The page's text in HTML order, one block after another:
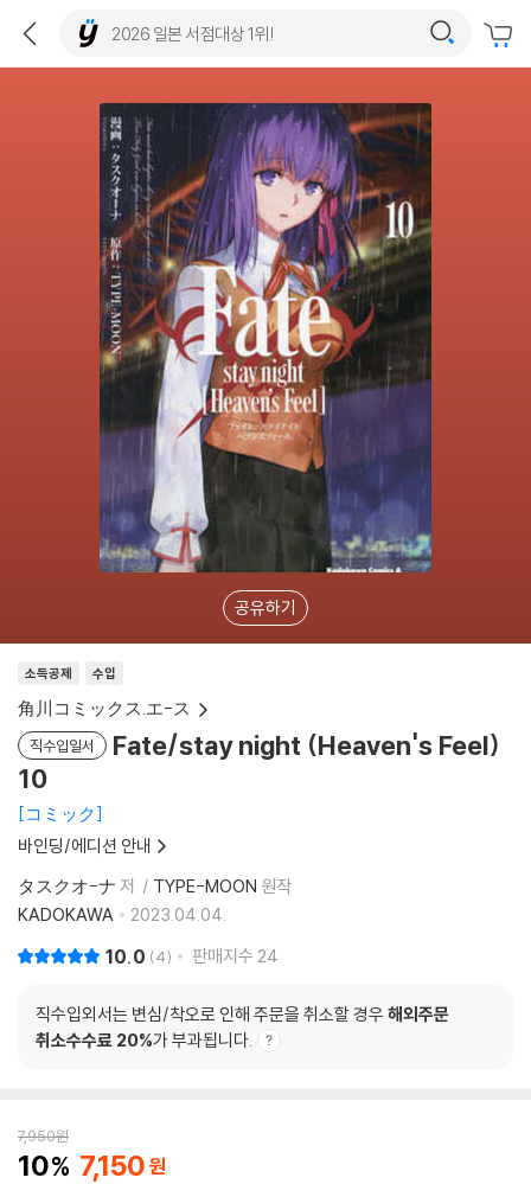
공유하기
소득공제 수입
角川コミックス.エ-ス
직수입일서
Fate/stay night (Heaven's Feel)
10
コミック
바인딩/에디션 안내
タスクオ-ナ 저 TYPE-MOON 원작
KADOKAWA
2023.04.04.
10.0 4 판매지수 24
직수입외서는 변심/착오로 인해 주문을 취소할 경우 해외주문
취소수수료 20%가 부과됩니다.
7,950원
10 7,150